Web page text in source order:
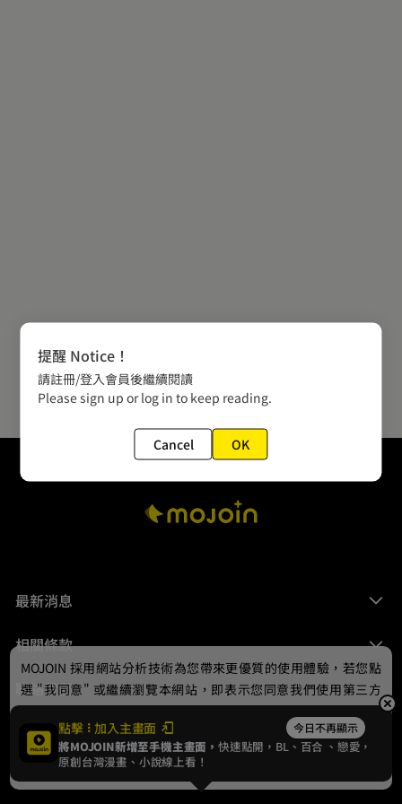
最新消息
相關條款
聯絡我們
© 2024 gamania Digital Entertainment Co., Ltd.
點擊 加入主畫面 今日不再顯示
將MOJOIN新增至手機主畫面，快速點開，BL、 百合 、戀愛，
原創台灣漫畫、小說線上看！
MOJOIN 採用網站分析技術為您帶來更優質的使用體驗，若您點
選 "我同意" 或繼續瀏覽本網站，即表示您同意我們使用第三方
Cookie，欲瞭解更多資訊請見隱私權政策。
我同意
提醒 Notice！
請註冊/登入會員後繼續閱讀
Please sign up or log in to keep reading.
Cancel OK